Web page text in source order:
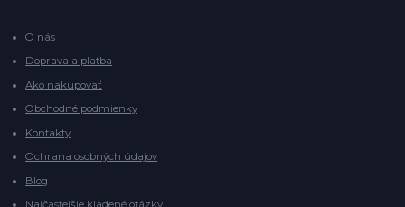
O nás
Doprava a platba
Ako nakupovať
Obchodné podmienky
Kontakty
Ochrana osobných údajov
Blog
Najčastejšie kladené otázky